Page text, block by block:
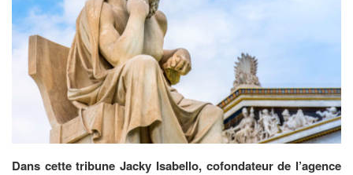
Dans cette tribune Jacky Isabello, cofondateur de l’agence